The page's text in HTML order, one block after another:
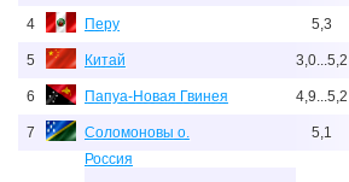
4 Перу 5,3
5 Китай 3,0...5,2
6 Папуа-Новая Гвинея 4,9...5,2
7 Соломоновы о. 5,1
Россия